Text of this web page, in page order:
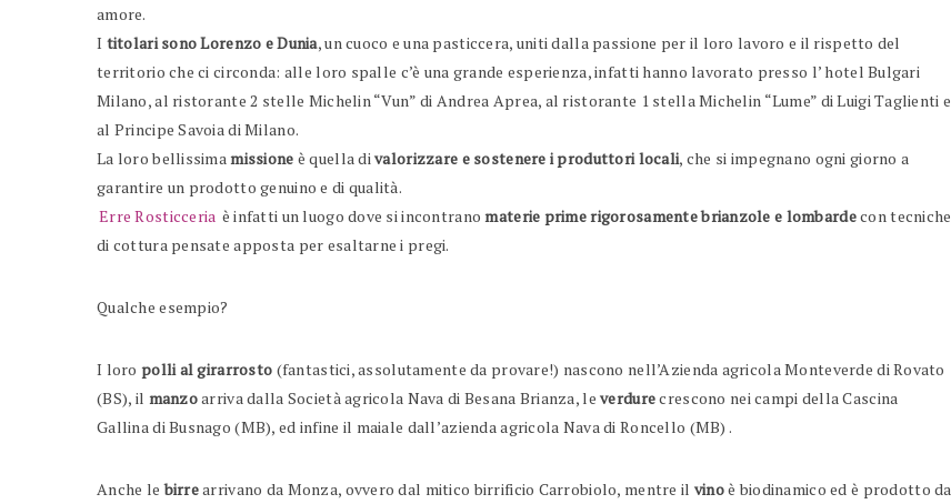
amore.
I titolari sono Lorenzo e Dunia, un cuoco e una pasticcera, uniti dalla passione per il loro lavoro e il rispetto del
territorio che ci circonda: alle loro spalle c’è una grande esperienza, infatti hanno lavorato presso l’ hotel Bulgari
Milano, al ristorante 2 stelle Michelin “Vun” di Andrea Aprea, al ristorante 1 stella Michelin “Lume” di Luigi Taglienti e
al Principe Savoia di Milano.
La loro bellissimamissione è quella divalorizzare e sostenere i produttori locali, che si impegnano ogni giorno a
garantire un prodotto genuino e di qualità.
Erre Rosticceria è infatti un luogo dove si incontranomaterie prime rigorosamente brianzole e lombardecon tecniche
di cottura pensate apposta per esaltarne i pregi.
Qualche esempio?
I loro polli al girarrosto (fantastici, assolutamente da provare!) nascono nell’Azienda agricola Monteverde di Rovato
(BS), il manzoarriva dalla Società agricola Nava di Besana Brianza, leverdurecrescono nei campi della Cascina
Gallina di Busnago (MB), ed infine il maiale dall’azienda agricola Nava di Roncello (MB) .
Anche le birrearrivano da Monza, ovvero dal mitico birrificio Carrobiolo, mentre il vinoè biodinamico ed è prodotto da